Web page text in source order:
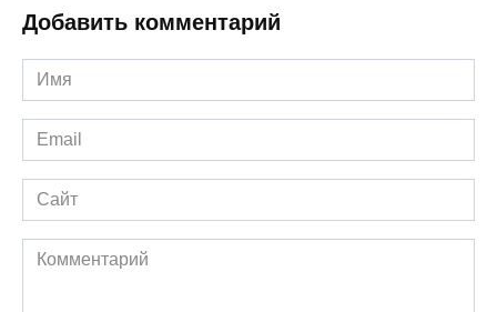
Добавить комментарий
Имя
*
Email
*
Сайт
Комментарий